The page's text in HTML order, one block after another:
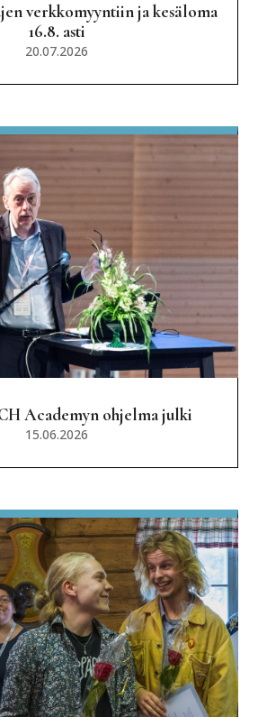
verkkomyyntiin ja kesäloma
16.8. asti
20.07.2026
Academyn ohjelma julki
15.06.2026